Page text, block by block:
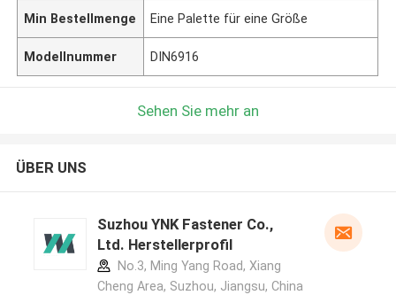
Min Bestellmenge Eine Palette für eine Größe
Modellnummer DIN6916
Sehen Sie mehr an
ÜBER UNS
Suzhou YNK Fastener Co.,
Ltd. Herstellerprofil
No.3, Ming Yang Road, Xiang
Cheng Area, Suzhou, Jiangsu, China